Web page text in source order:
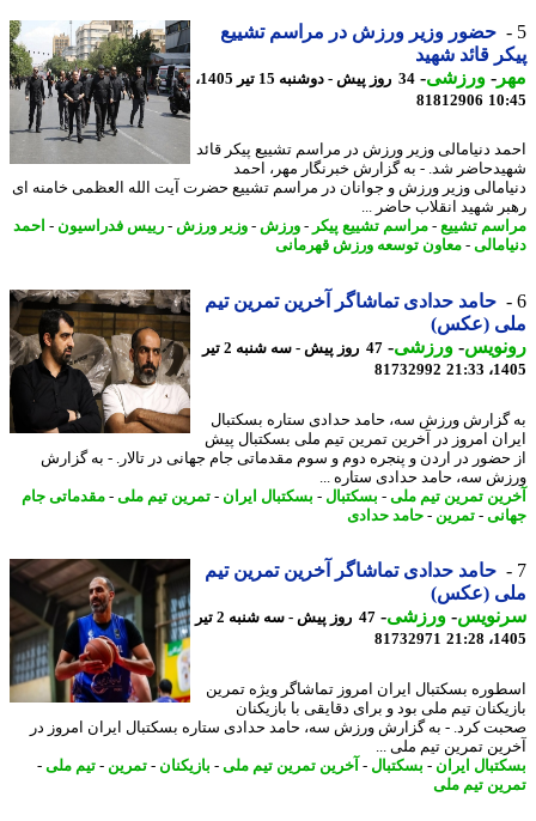
حضور وزیر ورزش در مراسم تشییع
قائد شهید
-ورزشی-
34 روز پیش - دوشنبه 15 تیر 1405،
81812906
دنیامالی وزیر ورزش در مراسم تشییع پیکر قائد
شد. - به گزارش خبرنگار مهر، احمد
وزیر ورزش و جوانان در مراسم تشییع حضرت آیت الله العظمی خامنه ای
شهید انقلاب حاضر ...
تشییع-مراسم تشییع پیکر -ورزش -وزیر ورزش -رییس فدراسیون-احمد
-معاون توسعه ورزش قهرمانی
حامد حدادی تماشاگر آخرین تمرین تیم
(عکس)
-ورزشی-
47 روز پیش - سه شنبه 2 تیر
81732992
ورزش سه، حامد حدادی ستاره بسکتبال
امروز در آخرین تمرین تیم ملی بسکتبال پیش
در اردن و پنجره دوم و سوم مقدماتی جام جهانی در تالار. - به گزارش
سه، حامد حدادی ستاره ...
تمرین تیم ملی -بسکتبال-بسکتبال ایران - تمرین تیم ملی -مقدماتی جام
-تمرین- حامد حدادی
حامد حدادی تماشاگر آخرین تمرین تیم
(عکس)
-ورزشی-
47 روز پیش - سه شنبه 2 تیر
81732971
بسکتبال ایران امروز تماشاگر ویژه تمرین
تیم ملی بود و برای دقایقی با بازیکنان
کرد. - به گزارش ورزش سه، حامد حدادی ستاره بسکتبال ایران امروز در
تمرین تیم ملی ...
ایران - بسکتبال-آخرین تمرین تیم ملی -بازیکنان-تمرین- تیم ملی -
تیم ملی